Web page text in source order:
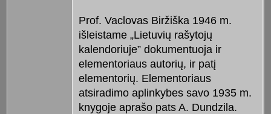
Prof. Vaclovas Biržiška 1946 m.
išleistame „Lietuvių rašytojų
kalendoriuje” dokumentuoja ir
elementoriaus autorių, ir patį
elementorių. Elementoriaus
atsiradimo aplinkybes savo 1935 m.
knygoje aprašo pats A. Dundzila.